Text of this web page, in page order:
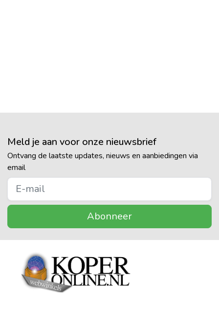
Meld je aan voor onze nieuwsbrief
Ontvang de laatste updates, nieuws en aanbiedingen via
email
Abonneer